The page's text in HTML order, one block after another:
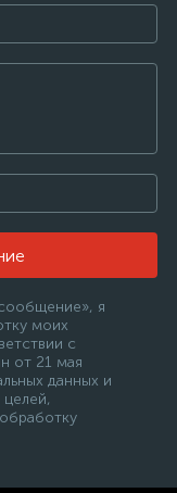
я
моих
с
от 21 мая
данных и